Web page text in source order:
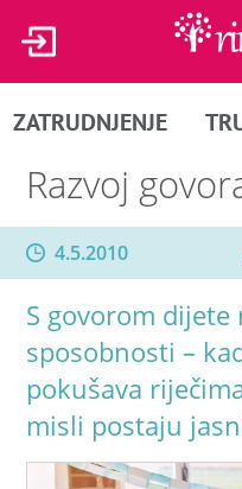
ZATRUDNJENJE
Razvoj
4.5.2010
S govorom
sposobnosti –
pokušava
misli postaju